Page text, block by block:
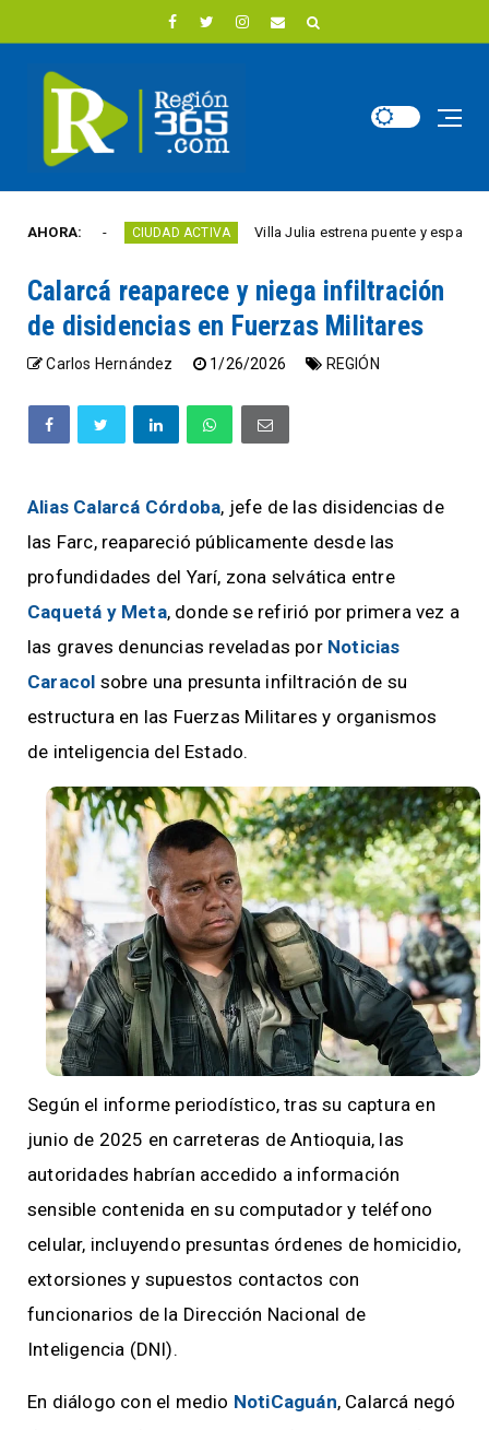
AHORA:CIUDAD ACTIVA Villa Julia estrena puente y espacios
Calarcá reaparece y niega infiltración
de disidencias en Fuerzas Militares
Carlos Hernández 1/26/2026 REGIÓN
Alias Calarcá Córdoba, jefe de las disidencias de
las Farc, reapareció públicamente desde las
profundidades del Yarí, zona selvática entre
Caquetá y Meta, donde se refirió por primera vez a
las graves denuncias reveladas por Noticias
Caracol sobre una presunta infiltración de su
estructura en las Fuerzas Militares y organismos
de inteligencia del Estado.
Según el informe periodístico, tras su captura en
junio de 2025 en carreteras de Antioquia, las
autoridades habrían accedido a información
sensible contenida en su computador y teléfono
celular, incluyendo presuntas órdenes de homicidio,
extorsiones y supuestos contactos con
funcionarios de la Dirección Nacional de
Inteligencia (DNI).
En diálogo con el medio NotiCaguán, Calarcá negó